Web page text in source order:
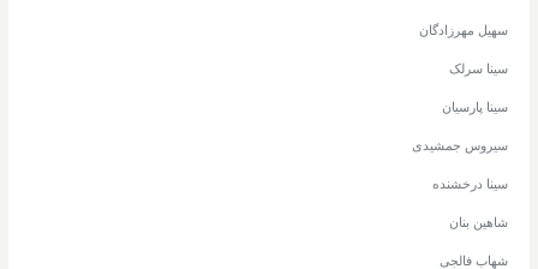
سهیل مهرزادگان
سینا سرلک
سینا پارسیان
سیروس جمشیدی
سینا درخشنده
شاهین بنان
شهاب فالجی